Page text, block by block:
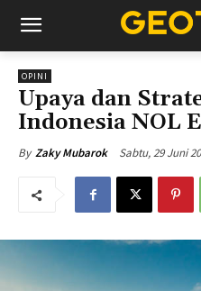
OPINI
Upaya dan
Indonesia NOL
By Zaky Mubarok Sabtu, 29 Juni